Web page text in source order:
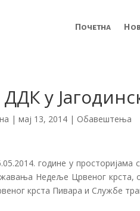
Почетна
ДДК у
|мај 13, 2014 | Обавештења
године у просторијама
Недеље Црвеног крста,
крста Пивара и Службе